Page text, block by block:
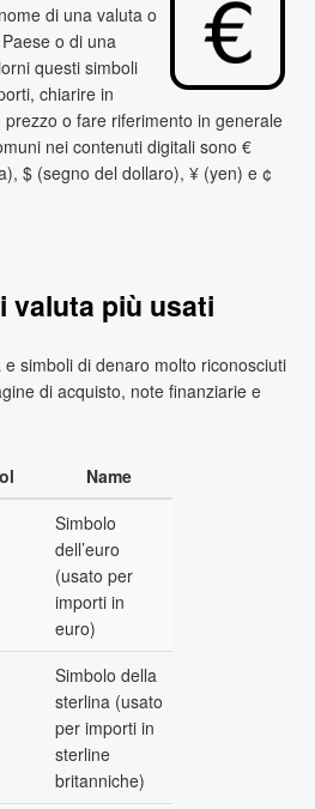
di una valuta o
o di una
questi simboli
chiarire in
o fare riferimento in generale
nei contenuti digitali sono €
$ (segno del dollaro), ¥ (yen) e ¢
valuta più usati
simboli di denaro molto riconosciuti
di acquisto, note finanziarie e
Name
Simbolo
dell’euro
(usato per
importi in
euro)
Simbolo della
sterlina (usato
per importi in
sterline
britanniche)